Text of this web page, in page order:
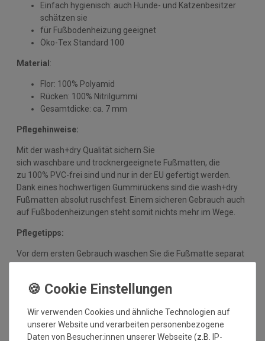
Einfach hygienisch: auch Hunde- und Katzenbesitzer
schätzen sie
für Fußbodenheizung geeignet
Öko-Tex Standard 100
Material :
Flor: 100% Polyamid
Rücken: 100% Nitrilgummi
Gesamtdicke: ca. 7 mm
Pflegehinweise:
Mit der wash+dry Qualität sichern Sie
sich waschbare und trocknergeeignete Fußmatten, die
zu 100% PVC-frei sind und nur in der EU gefertigt werden.
Dank eines hochwertigen Gummirückens sind die wash+dry
Fußmatten absolut ruschfest. Einem sicheren Gebrauch auch
auf Fußbodenheizungen steht somit nichts mehr im Wege.
Pflegetipps:
Vor dem ersten Gebrauch waschen Sie die Fußmatte separat
den Trockner oder flach zum Trocknen aus. Dadurch richten
transportbedingte Falten und Knicke werden wieder glatt.
Pflegen Sie so Ihre wash+dry Fußmatte regelmäßig und Sie
Wir verwenden Cookies und ähnliche Technologien auf
unserer Website und verarbeiten personenbezogene
Daten von Besucher:innen unserer Webseite (z.B. IP-